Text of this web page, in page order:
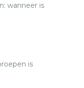
wanneer is
is